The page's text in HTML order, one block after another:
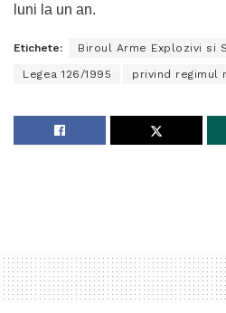
luni la un an.
Etichete: Biroul Arme Explozivi si
Legea 126/1995 privind regimul